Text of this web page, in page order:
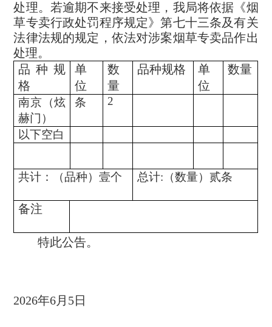
处理。若逾期不来接受处理，我局将依据《烟
草专卖行政处罚程序规定》第七十三条及有关
法律法规的规定，依法对涉案烟草专卖品作出
处理。
品种规
格
单
位
数
量
品种规格
单
位
数量
南京 （炫
赫门 ）
条 2
以下空白
共计：（品种）壹个 总计: （数量）贰条
备注
特此公告。
2026年6月 5日